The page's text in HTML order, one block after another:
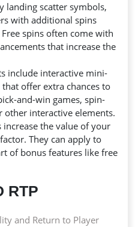
landing scatter symbols,
with additional spins
spins often come with
that increase the
include interactive mini-
offer extra chances to
and-win games, spin-
other interactive elements.
the value of your
They can apply to
of bonus features like free
RTP
and Return to Player